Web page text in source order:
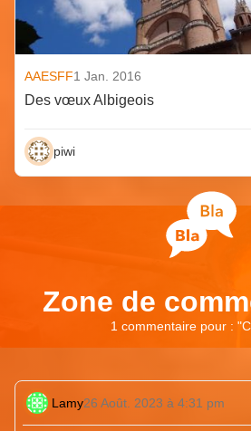
AAESFF1 Jan. 2016
Des vœux Albigeois
piwi
Zone de
1 commentaire pour : "
Lamy26 Août. 2023 à 4:31 pm